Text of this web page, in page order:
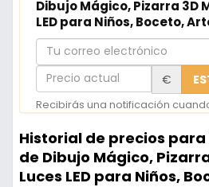
Dibujo Mágico, Pizarra 3D
LED para Niños, Boceto,
Tu
correo
electrónico
Precio
actual
€
Recibirás una notificación
Historial de precios para
de Dibujo Mágico,
Luces LED para Niños,